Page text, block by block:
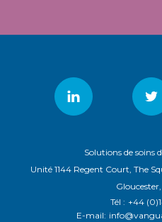
Solutions de soins
Unité 1144 Regent Court, The
Tél : +44
E-mail: